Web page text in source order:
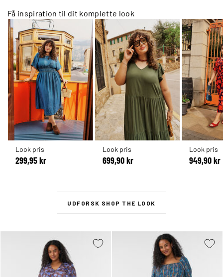
Få inspiration til dit komplette look
Look pris
299,95 kr
Look pris
699,90 kr
Look pris
949,90 kr
UDFORSK SHOP THE LOOK